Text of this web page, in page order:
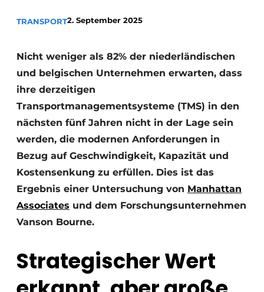
TRANSPORT2. September 2025
Nicht weniger als 82% der niederländischen
und belgischen Unternehmen erwarten, dass
ihre derzeitigen
Transportmanagementsysteme (TMS) in den
nächsten fünf Jahren nicht in der Lage sein
werden, die modernen Anforderungen in
Bezug auf Geschwindigkeit, Kapazität und
Kostensenkung zu erfüllen. Dies ist das
Ergebnis einer Untersuchung von Manhattan
Associates und dem Forschungsunternehmen
Vanson Bourne.
Strategischer Wert